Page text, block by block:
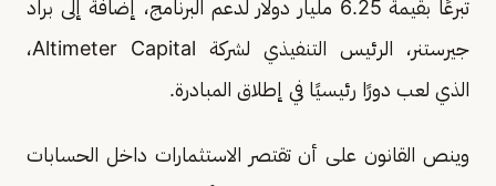
تبرعًا بقيمة 6.25 مليار دولار لدعم البرنامج، إضافة إلى براد
جيرستنر، الرئيس التنفيذي لشركة Altimeter Capital،
الذي لعب دورًا رئيسيًا في إطلاق المبادرة.
وينص القانون على أن تقتصر الاستثمارات داخل الحسابات